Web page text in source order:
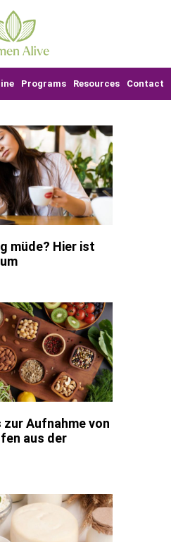
Programs Resources Contact
müde? Hier ist
zur Aufnahme von
aus der